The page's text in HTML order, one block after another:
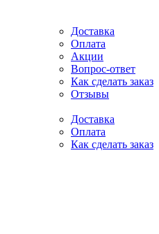
Доставка
Оплата
Акции
Вопрос-ответ
Как сделать заказ
Отзывы
Доставка
Оплата
Как сделать заказ